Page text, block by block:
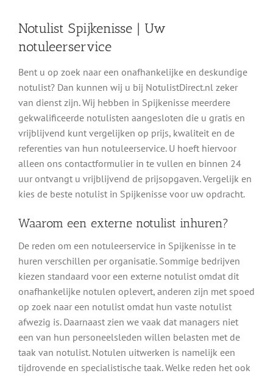
Notulist Spijkenisse | Uw
notuleerservice
Bent u op zoek naar een onafhankelijke en deskundige
notulist? Dan kunnen wij u bij NotulistDirect.nl zeker
van dienst zijn. Wij hebben in Spijkenisse meerdere
gekwalificeerde notulisten aangesloten die u gratis en
vrijblijvend kunt vergelijken op prijs, kwaliteit en de
referenties van hun notuleerservice. U hoeft hiervoor
alleen ons contactformulier in te vullen en binnen 24
uur ontvangt u vrijblijvend de prijsopgaven. Vergelijk en
kies de beste notulist in Spijkenisse voor uw opdracht.
Waarom een externe notulist inhuren?
De reden om een notuleerservice in Spijkenisse in te
huren verschillen per organisatie. Sommige bedrijven
kiezen standaard voor een externe notulist omdat dit
onafhankelijke notulen oplevert, anderen zijn met spoed
op zoek naar een notulist omdat hun vaste notulist
afwezig is. Daarnaast zien we vaak dat managers niet
een van hun personeelsleden willen belasten met de
taak van notulist. Notulen uitwerken is namelijk een
tijdrovende en specialistische taak. Welke reden het ook